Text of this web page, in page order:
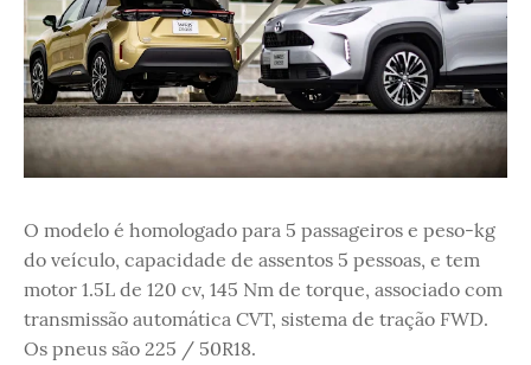
O modelo é homologado para 5 passageiros e peso-kg
do veículo, capacidade de assentos 5 pessoas, e tem
motor 1.5L de 120 cv, 145 Nm de torque, associado com
transmissão automática CVT, sistema de tração FWD.
Os pneus são 225 / 50R18.